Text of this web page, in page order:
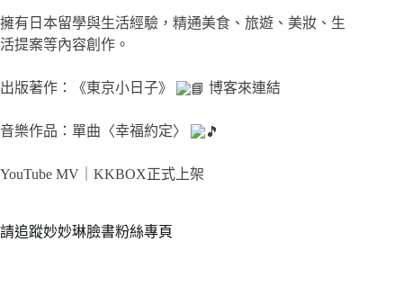
擁有日本留學與生活經驗，精通美食、旅遊、美妝、生
活提案等內容創作。
出版著作：《東京小日子》 博客來連結
音樂作品：單曲〈幸福約定〉
YouTube MV｜ KKBOX正式上架
請追蹤妙妙琳臉書粉絲專頁